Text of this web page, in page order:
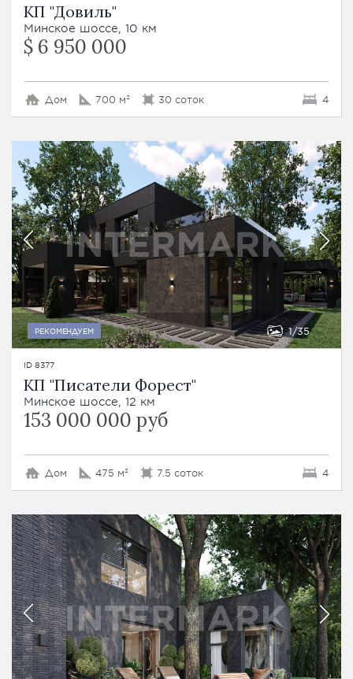
КП "Довиль"
Минское шоссе, 10 км
$ 6 950 000
Дом 700 м² 30 соток 4
РЕКОМЕНДУЕМ 1 35
ID 8377
КП "Писатели Форест"
Минское шоссе, 12 км
153 000 000 руб
Дом 475 м² 7.5 соток 4